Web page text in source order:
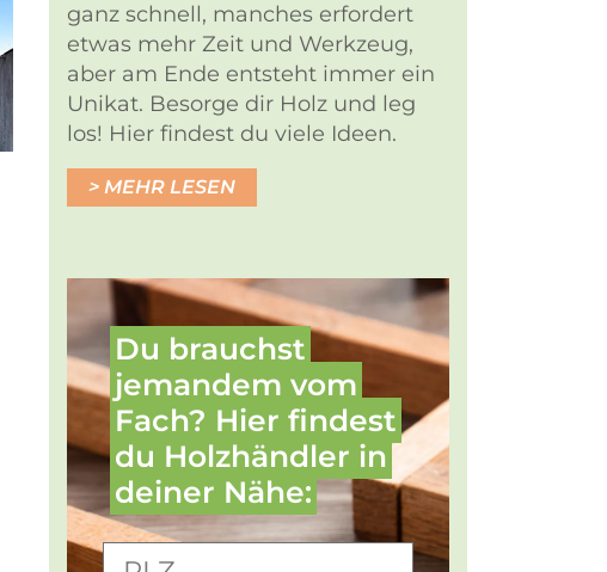
ganz schnell, manches erfordert
etwas mehr Zeit und Werkzeug,
aber am Ende entsteht immer ein
Unikat. Besorge dir Holz und leg
los! Hier findest du viele Ideen.
MEHR LESEN
Du brauchst
jemandem vom
Fach? Hier findest
du Holz­händler in
deiner Nähe: